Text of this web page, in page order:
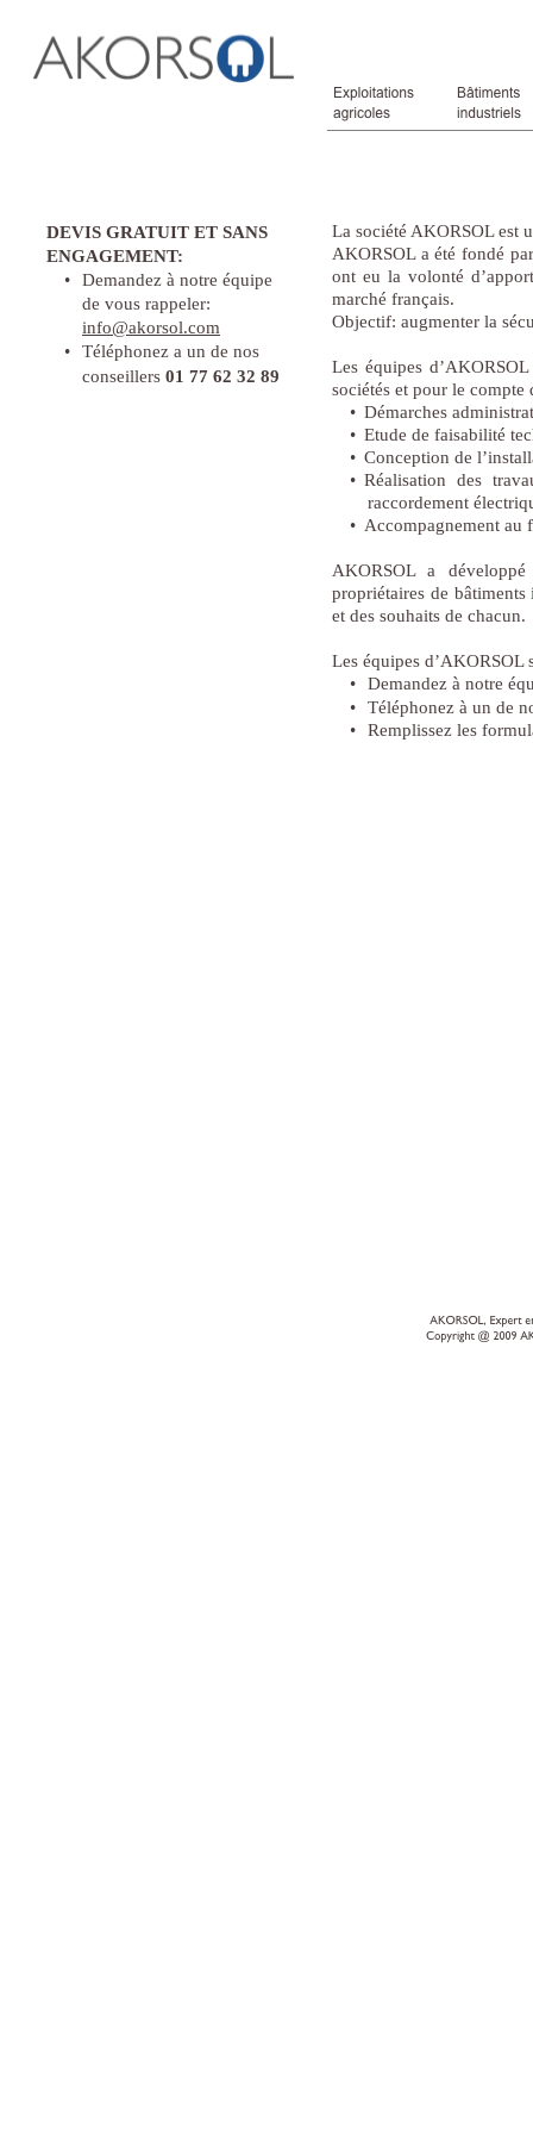
La société AKORSOL est
AKORSOL a été fondé
ont eu la volonté
marché français.
Objectif: augmenter la
Les équipes
sociétés et pour le compte
• Démarches
• Etude de faisabilité
• Conception de
• Réalisation des
raccordement
• Accompagnement au
AKORSOL a
propriétaires de
et des souhaits de chacun.
Les équipes d’AKORSOL
•
Demandez à notre
•
Téléphonez à un de
•
Remplissez les
DEVIS GRATUIT ET SANS
ENGAGEMENT:
•
Demandez à notre équipe
de vous rappeler:
info@akorsol.com
•
Téléphonez a un de nos
conseillers 01 77 62 32 89